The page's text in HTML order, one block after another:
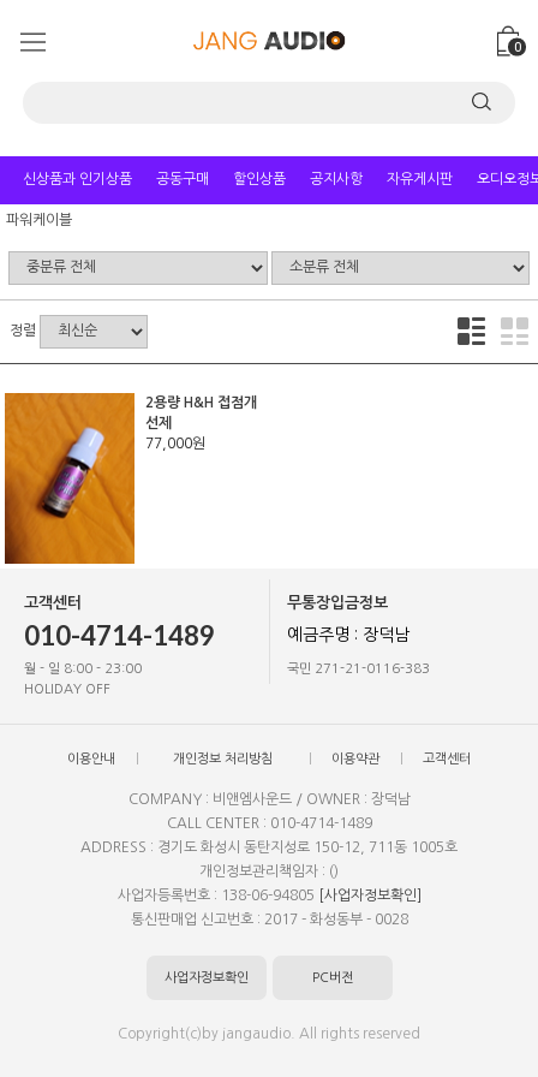
0
신상품과 인기상품 공동구매 할인상품 공지사항 자유게시판 오디오정
파워케이블
정렬
2용량 H&H 접점개
선제
77,000원
고객센터
010-4714-1489
월 - 일 8:00 - 23:00
HOLIDAY OFF
무통장입금정보
예금주명 : 장덕남
국민 271-21-0116-383
이용안내 개인정보 처리방침 이용약관 고객센터
COMPANY : 비앤엠사운드 / OWNER : 장덕남
CALL CENTER : 010-4714-1489
ADDRESS : 경기도 화성시 동탄지성로 150-12, 711동 1005호
개인정보관리책임자 : ()
사업자등록번호 : 138-06-94805
[사업자정보확인]
통신판매업 신고번호 : 2017 - 화성동부 - 0028
사업자정보확인 PC버전
Copyright(c)by jangaudio. All rights reserved